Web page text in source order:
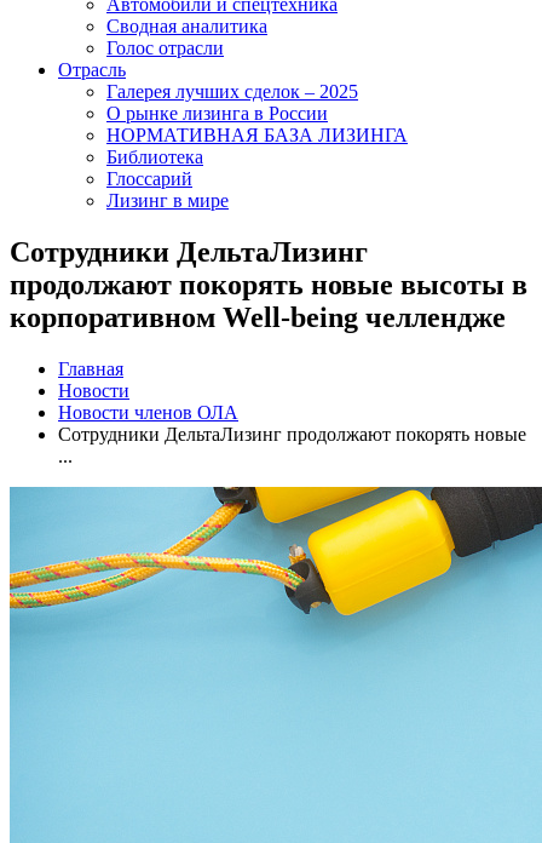
Автомобили и спецтехника
Сводная аналитика
Голос отрасли
Отрасль
Галерея лучших сделок – 2025
О рынке лизинга в России
НОРМАТИВНАЯ БАЗА ЛИЗИНГА
Библиотека
Глоссарий
Лизинг в мире
Сотрудники ДельтаЛизинг
продолжают покорять новые высоты в
корпоративном Well-being челлендже
Главная
Новости
Новости членов ОЛА
Сотрудники ДельтаЛизинг продолжают покорять новые
...